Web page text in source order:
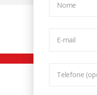
Nome
E-mail
Telefone